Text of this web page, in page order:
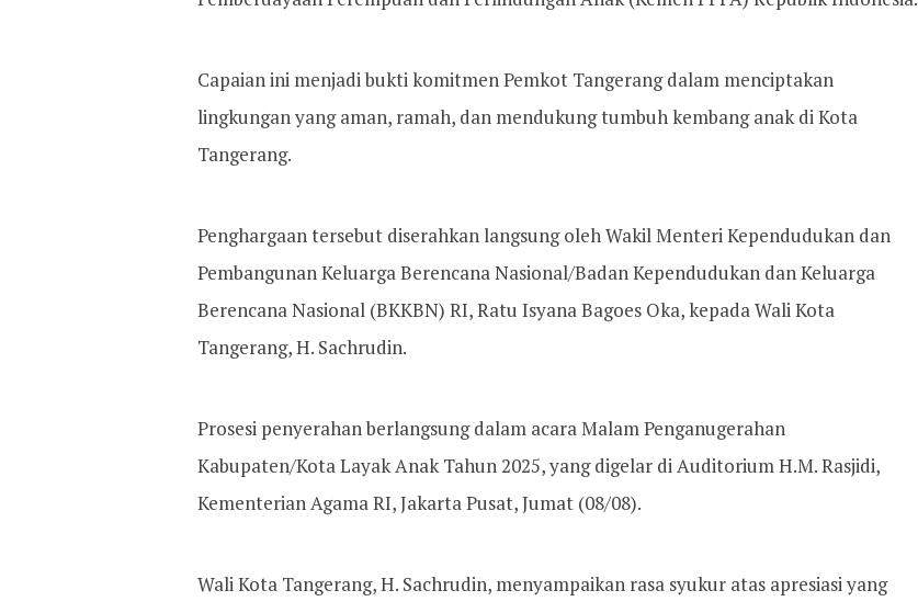
Capaian ini menjadi bukti komitmen Pemkot Tangerang dalam menciptakan
lingkungan yang aman, ramah, dan mendukung tumbuh kembang anak di Kota
Tangerang.
Penghargaan tersebut diserahkan langsung oleh Wakil Menteri Kependudukan dan
Pembangunan Keluarga Berencana Nasional/Badan Kependudukan dan Keluarga
Berencana Nasional (BKKBN) RI, Ratu Isyana Bagoes Oka, kepada Wali Kota
Tangerang, H. Sachrudin.
Prosesi penyerahan berlangsung dalam acara Malam Penganugerahan
Kabupaten/Kota Layak Anak Tahun 2025, yang digelar di Auditorium H.M. Rasjidi,
Kementerian Agama RI, Jakarta Pusat, Jumat (08/08).
Wali Kota Tangerang, H. Sachrudin, menyampaikan rasa syukur atas apresiasi yang